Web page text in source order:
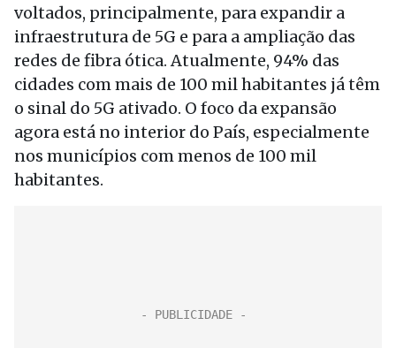
voltados, principalmente, para expandir a
infraestrutura de 5G e para a ampliação das
redes de fibra ótica. Atualmente, 94% das
cidades com mais de 100 mil habitantes já têm
o sinal do 5G ativado. O foco da expansão
agora está no interior do País, especialmente
nos municípios com menos de 100 mil
habitantes.